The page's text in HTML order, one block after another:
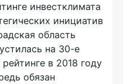
инвестклимата
инициатив
область
на 30-е
в 2018 году
обязан